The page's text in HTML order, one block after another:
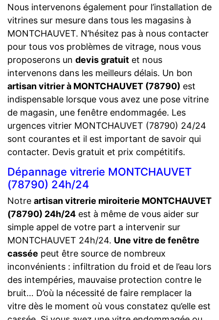
Nous intervenons également pour l’installation de
vitrines sur mesure dans tous les magasins à
MONTCHAUVET. N’hésitez pas à nous contacter
pour tous vos problèmes de vitrage, nous vous
proposerons un devis gratuit et nous
intervenons dans les meilleurs délais. Un bon
artisan vitrier à MONTCHAUVET (78790) est
indispensable lorsque vous avez une pose vitrine
de magasin, une fenêtre endommagée. Les
urgences vitrier MONTCHAUVET (78790) 24/24
sont courantes et il est important de savoir qui
contacter. Devis gratuit et prix compétitifs.
Dépannage vitrerie MONTCHAUVET
(78790) 24h/24
Notre artisan vitrerie miroiterie MONTCHAUVET
(78790) 24h/24 est à même de vous aider sur
simple appel de votre part a intervenir sur
MONTCHAUVET 24h/24. Une vitre de fenêtre
cassée peut être source de nombreux
inconvénients : infiltration du froid et de l’eau lors
des intempéries, mauvaise protection contre le
bruit… D’où la nécessité de faire remplacer la
vitre dès le moment où vous constatez qu’elle est